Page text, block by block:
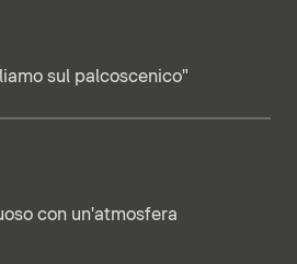
sul palcoscenico"
con un'atmosfera